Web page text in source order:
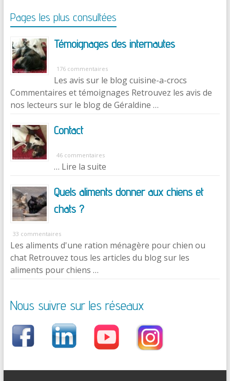
Pages les plus consultées
Témoignages des internautes
176 commentaires
Les avis sur le blog cuisine-a-crocs
Commentaires et témoignages Retrouvez les avis de
nos lecteurs sur le blog de Géraldine …
Contact
46 commentaires
… Lire la suite
Quels aliments donner aux chiens et
chats ?
33 commentaires
Les aliments d'une ration ménagère pour chien ou
chat Retrouvez tous les articles du blog sur les
aliments pour chiens …
Nous suivre sur les réseaux